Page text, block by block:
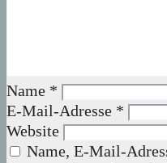
Name *
E-Mail-Adresse *
Website
Name, E-Mail-